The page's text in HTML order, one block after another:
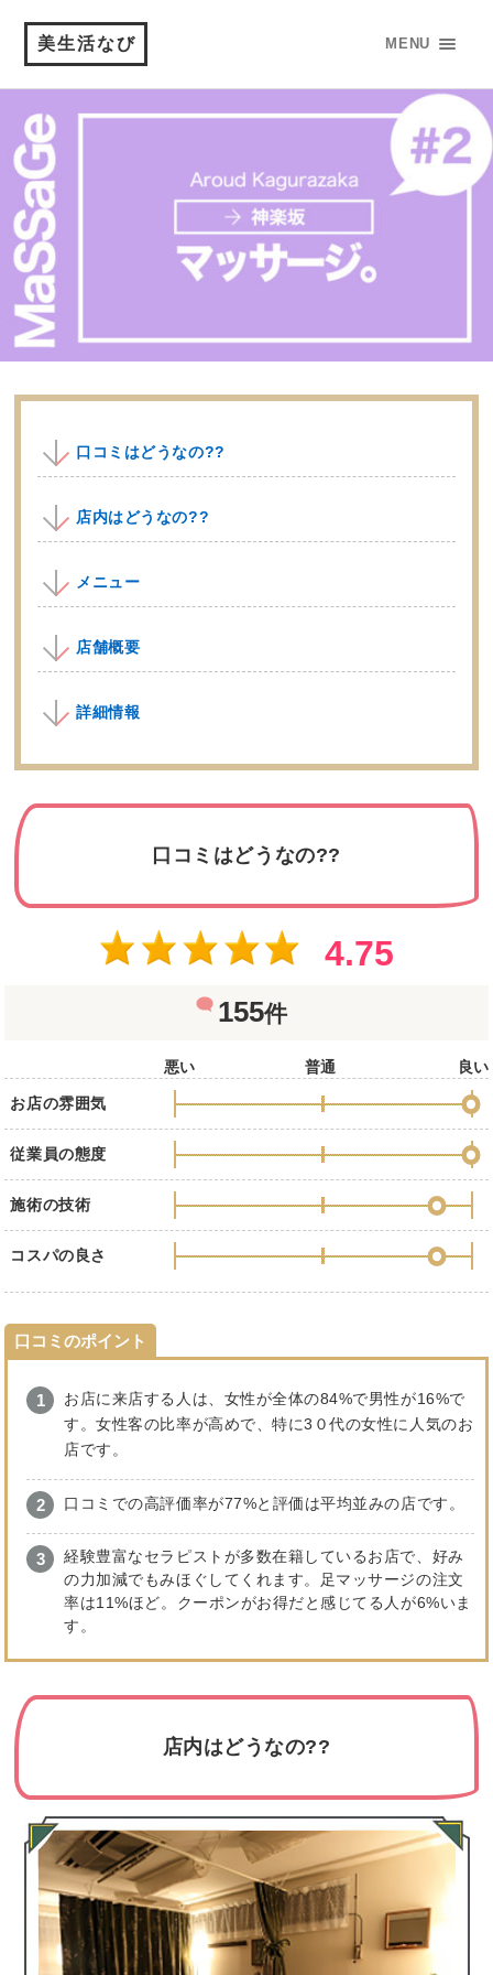
美生活なび MENU
口コミはどうなの??
店内はどうなの??
メニュー
店舗概要
詳細情報
口コミはどうなの??
4.75
155件
悪い 普通 良い
お店の雰囲気
従業員の態度
施術の技術
コスパの良さ
口コミのポイント
お店に来店する人は、女性が全体の84%で男性が16%で
す。女性客の比率が高めで、特に3０代の女性に人気のお
店です。
口コミでの高評価率が77%と評価は平均並みの店です。
経験豊富なセラピストが多数在籍しているお店で、好み
の力加減でもみほぐしてくれます。足マッサージの注文
率は11%ほど。クーポンがお得だと感じてる人が6%いま
す。
店内はどうなの??